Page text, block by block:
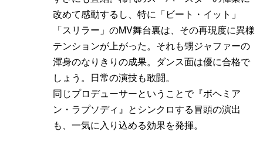
改めて感動するし、特に「ビート・イット」
「スリラー」のMV舞台裏は、その再現度に異様
テンションが上がった。それも甥ジャファーの
渾身のなりきりの成果。ダンス面は優に合格で
しょう。日常の演技も敢闘。
同じプロデューサーということで『ボヘミア
ン・ラプソディ』とシンクロする冒頭の演出
も、一気に入り込める効果を発揮。